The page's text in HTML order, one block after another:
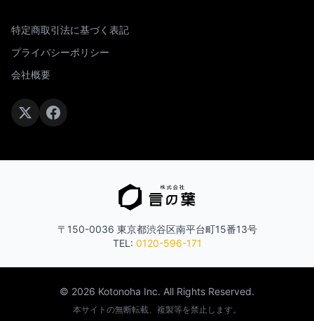
特定商取引法に基づく表記
プライバシーポリシー
会社概要
〒150-0036 東京都渋谷区南平台町15番13号
TEL: 0120-596-171
© 2026 Kotonoha Inc. All Rights Reserved.
本サイトの無断転載、複製等を禁止します。